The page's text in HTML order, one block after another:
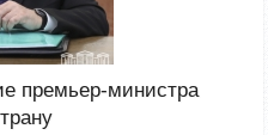
премьер-министра